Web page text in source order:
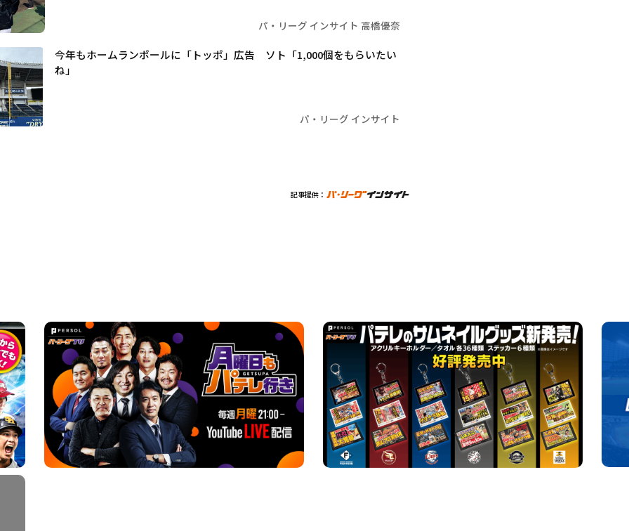
パ・リーグ インサイト 高橋優奈
今年もホームランポールに「トッポ」広告 ソト「1,000個をもらいたい
ね」
パ・リーグ インサイト
記事提供：